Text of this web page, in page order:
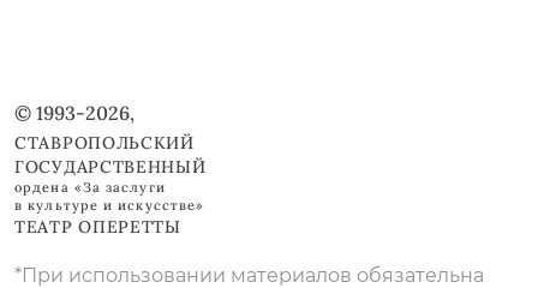
© 1993-2026,
СТАВРОПОЛЬСКИЙ
ГОСУДАРСТВЕННЫЙ
ордена «За заслуги
в культуре и искусстве»
ТЕАТР ОПЕРЕТТЫ
*При использовании материалов обязательна